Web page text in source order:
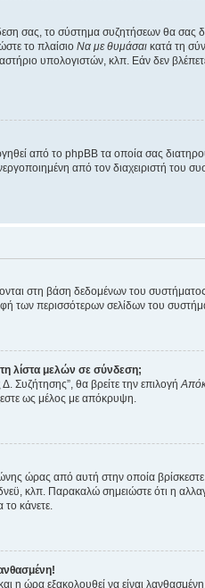
σας, το σύστημα συζητήσεων θα σας
το πλαίσιο Να με θυμάσαι κατά τη
υπολογιστών, κλπ. Εάν δεν
από το phpBB τα οποία σας
από τον διαχειριστή
στη βάση δεδομένων του
περισσότερων σελίδων του
λίστα μελών σε σύνδεση;
Συζήτησης”, θα βρείτε την επιλογή
ως μέλος με απόκρυψη.
ώρας από αυτή στην οποία
κλπ. Παρακαλώ σημειώστε ότι η
το κάνετε.
η ώρα εξακολουθεί να είναι